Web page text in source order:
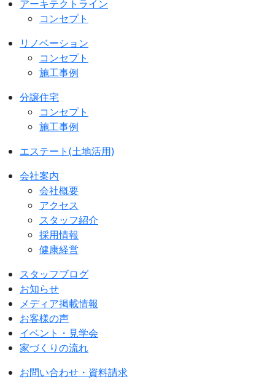
アーキテクトライン
コンセプト
リノベーション
コンセプト
施工事例
分譲住宅
コンセプト
施工事例
エステート(土地活用)
会社案内
会社概要
アクセス
スタッフ紹介
採用情報
健康経営
スタッフブログ
お知らせ
メディア掲載情報
お客様の声
イベント・見学会
家づくりの流れ
お問い合わせ・資料請求